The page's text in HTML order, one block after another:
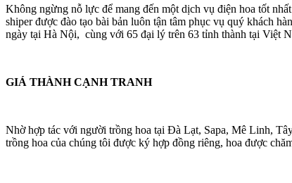
Không ngừng nỗ lực để mang đến một dịch vụ điện hoa tốt
shiper được đào tạo bài bản luôn tận tâm phục vụ quý khách
ngày tại Hà Nội, cùng với 65 đại lý trên 63 tỉnh thành tại Việt
GIÁ THÀNH CẠNH TRANH
Nhờ hợp tác với người trồng hoa tại Đà Lạt, Sapa, Mê Linh,
trồng hoa của chúng tôi được ký hợp đồng riêng, hoa được